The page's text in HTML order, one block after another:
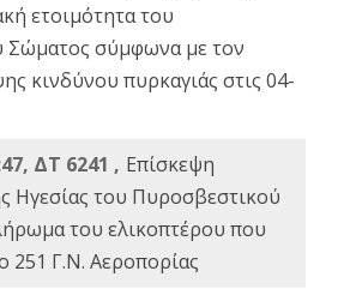
ετοιμότητα του
Σώματος σύμφωνα με τον
κινδύνου πυρκαγιάς στις 04-
ΔΤ 6241 , Επίσκεψη
Ηγεσίας του Πυροσβεστικού
του ελικοπτέρου που
251 Γ.Ν. Αεροπορίας